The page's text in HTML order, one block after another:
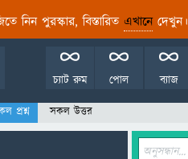
নিন পুরস্কার, বিস্তারিত এখানেদেখুন।
ব্যাজ
পোল
চ্যাট রুম
প্রশ্ন সকল উত্তর